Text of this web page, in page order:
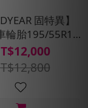
固特異】
輪胎195/55R15
抓/耐用雙重保
安裝定位平衡